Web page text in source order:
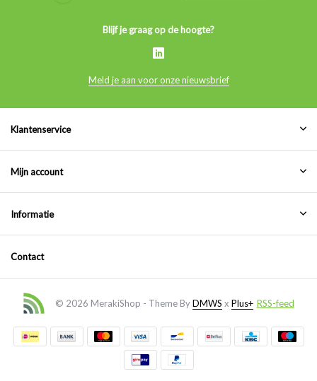
Blijf je graag op de hoogte?
Meld je aan voor onze nieuwsbrief
Klantenservice
Mijn account
Informatie
Contact
© 2026 MerakiShop - Theme ByDMWS x Plus+ RSS-feed